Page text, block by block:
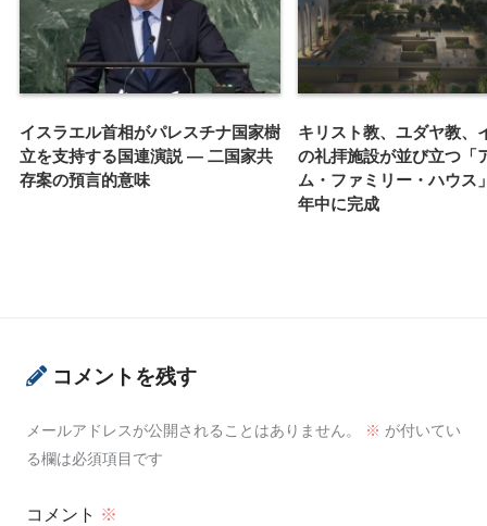
イスラエル首相がパレスチナ国家樹
立を支持する国連演説 ― 二国家共
存案の預言的意味
キリスト教、ユダヤ教、
の礼拝施設が並び立つ「
ム・ファミリー・ハウス
年中に完成
コメントを残す
メールアドレスが公開されることはありません。 ※ が付いてい
る欄は必須項目です
コメント ※